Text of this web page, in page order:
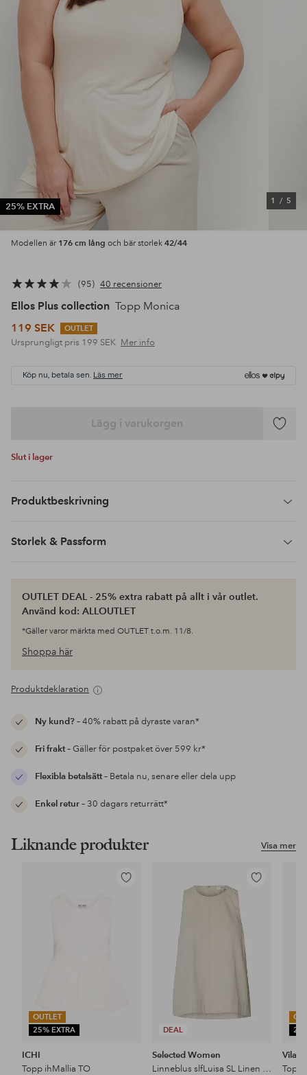
25% EXTRA
1 / 5
Modellen är 176 cm lång och bär storlek 42/44
95 40 recensioner
Ellos Plus collection Topp Monica
119 SEK
OUTLET
Ursprungligt pris 199 SEK Mer info
Köp nu, betala sen. Läs mer
Lägg i varukorgen
Lägg
Slut i lager
Produktbeskrivning
Storlek & Passform
OUTLET DEAL - 25% extra rabatt på allt i vår outlet.
Använd kod: ALLOUTLET
*Gäller varor märkta med OUTLET t.o.m. 11/8.
Shoppa här
Produktdeklaration
Ny kund?– 40% rabatt på dyraste varan*
Fri frakt– Gäller för postpaket över 599 kr*
Flexibla betalsätt– Betala nu, senare eller dela upp
Enkel retur– 30 dagars returrätt*
Visa mer
Liknande produkter
OUTLET
25% EXTRA
Lägg
ICHI
Topp ihMallia TO
DEAL
Lägg
Selected Women
Linneblus slfLuisa SL Linen Blend
Vila